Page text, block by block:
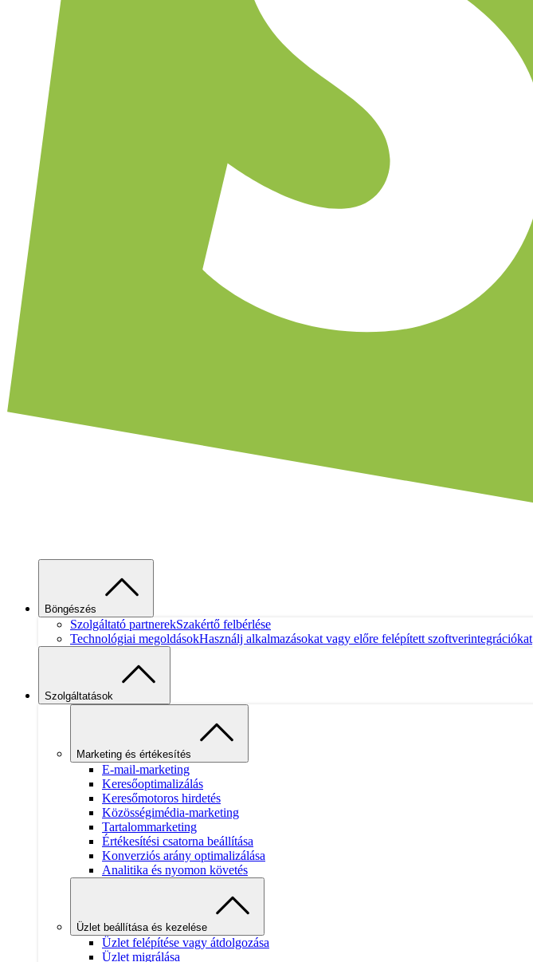
Böngészés
Szolgáltató partnerekSzakértő felbérlése
Technológiai megoldásokHasználj alkalmazásokat vagy előre felépített szoftverintegrációkat
Szolgáltatások
Marketing és értékesítés
E-mail-marketing
Keresőoptimalizálás
Keresőmotoros hirdetés
Közösségimédia-marketing
Tartalommarketing
Értékesítési csatorna beállítása
Konverziós arány optimalizálása
Analitika és nyomon követés
Üzlet beállítása és kezelése
Üzlet felépítése vagy átdolgozása
Üzlet migrálása